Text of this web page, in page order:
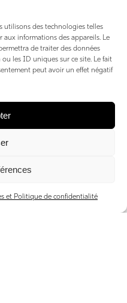
utilisons des technologies telles
aux informations des appareils. Le
de traiter des données
les ID uniques sur ce site. Le fait
peut avoir un effet négatif
et Politique de confidentialité
International
James Bond… Un style